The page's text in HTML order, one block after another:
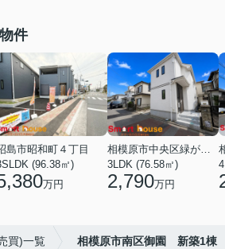
件
島市昭和町４丁目
(96.38㎡)
万円
相模原市中央区緑が丘１丁目
3LDK (76.58㎡)
2,790万円
買)一覧 相模原市南区御園 新築1棟